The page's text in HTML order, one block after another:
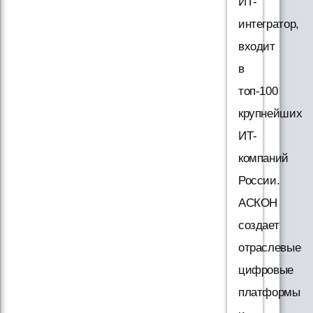
интегратор,
входит
в
топ-100
крупнейших
ИТ-
компаний
России.
АСКОН
создает
отраслевые
цифровые
платформы